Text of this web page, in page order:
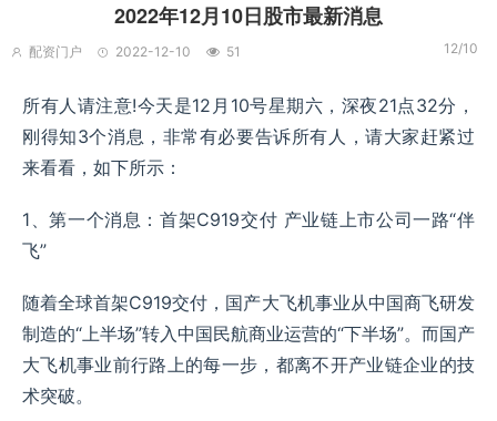
2022年12月10日股市最新消息
配资门户 2022-12-10 51 12/10
所有人请注意!今天是12月10号星期六，深夜21点32分，
刚得知3个消息，非常有必要告诉所有人，请大家赶紧过
来看看，如下所示：
1、第一个消息：首架C919交付 产业链上市公司一路“伴
飞”
随着全球首架C919交付，国产大飞机事业从中国商飞研发
制造的“上半场”转入中国民航商业运营的“下半场”。而国产
大飞机事业前行路上的每一步，都离不开产业链企业的技
术突破。